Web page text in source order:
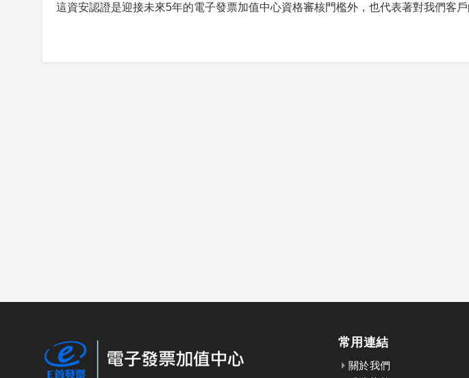
這資安認證是迎接未來5年的電子發票加值中心資格審核門檻外，也代表著對我們客戶
常用連結
關於我們